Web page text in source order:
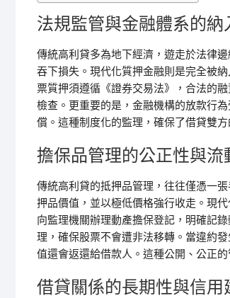
法規監管與金融體系的納
傳統高利貸多為地下經濟，遊走於法律
吞下損失。現代化質押金融則是完全被
票質押須遵循《證券交易法》，合法的
檢查。更重要的是，金融機構的放款行
償。這種制度化的監理，確保了借貸雙
擔保品管理的公正性與流
傳統高利貸的抵押品管理，往往僅憑一
押品價值，並以極低價格強行收走。現
向監理機關辦理動產擔保登記，明確記
理，確保股票不會遭非法移轉。當違約
值還會返還給借款人。這種公開、公正
借貸關係的長期性與信用